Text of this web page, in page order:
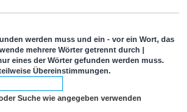
werden muss und ein - vor ein Wort, das
mehrere Wörter getrennt durch |
eines der Wörter gefunden werden muss.
Übereinstimmungen.
Suche wie angegeben verwenden